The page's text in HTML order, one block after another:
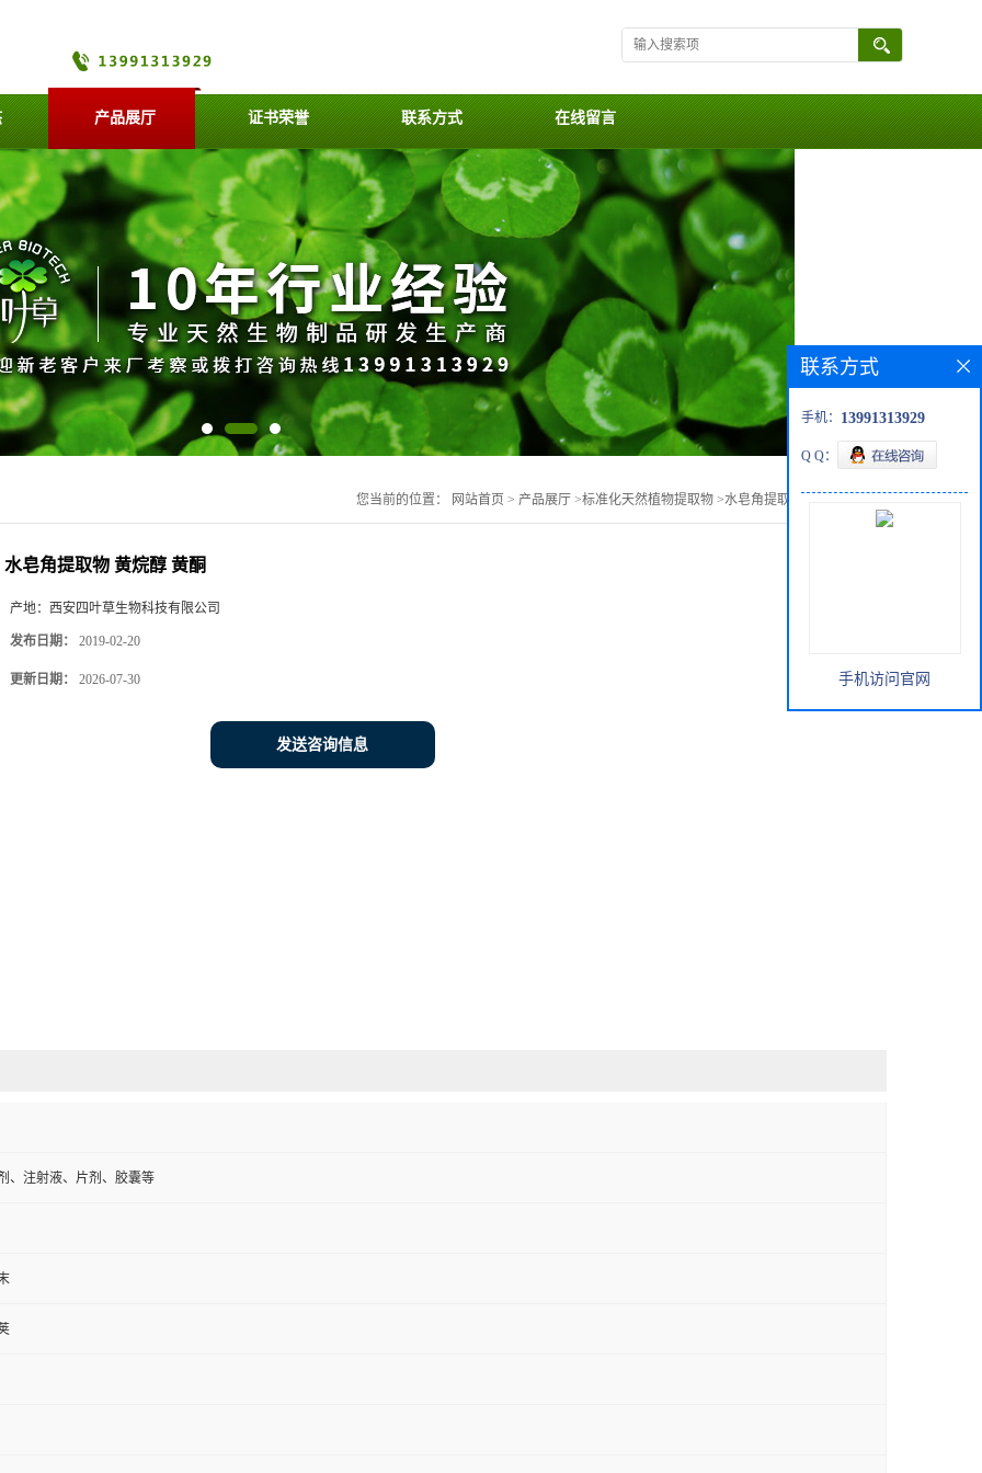
产品展厅 证书荣誉 联系方式 在线留言
您当前的位置： 网站首页 > 产品展厅 >标准化天然植物提取物 >水皂角提取物 黄烷醇 黄酮
水皂角提取物 黄烷醇 黄酮
产地： 西安四叶草生物科技有限公司
发布日期： 2019-02-20
更新日期： 2026-07-30
发送咨询信息
、注射液、片剂、胶囊等
联系方式
手机： 13991313929
Q Q：
手机访问官网